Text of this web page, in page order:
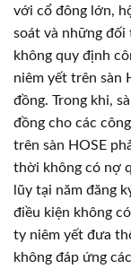
với cổ đông lớn,
soát và những đối
không quy định
niêm yết trên sàn
đồng. Trong khi,
đồng cho các
trên sàn HOSE
thời không có nợ
lũy tại năm đăng
điều kiện không
ty niêm yết đưa
không đáp ứng